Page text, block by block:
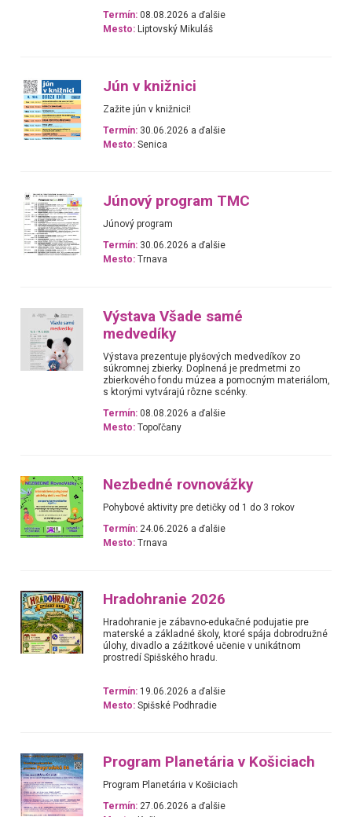
Termín: 08.08.2026 a ďalšie
Mesto: Liptovský Mikuláš
Jún v knižnici
Zažite jún v knižnici!
Termín: 30.06.2026 a ďalšie
Mesto: Senica
Júnový program TMC
Júnový program
Termín: 30.06.2026 a ďalšie
Mesto: Trnava
Výstava Všade samé
medvedíky
Výstava prezentuje plyšových medvedíkov zo
súkromnej zbierky. Doplnená je predmetmi zo
zbierkového fondu múzea a pomocným materiálom,
s ktorými vytvárajú rôzne scénky.
Termín: 08.08.2026 a ďalšie
Mesto: Topoľčany
Nezbedné rovnovážky
Pohybové aktivity pre detičky od 1 do 3 rokov
Termín: 24.06.2026 a ďalšie
Mesto: Trnava
Hradohranie 2026
Hradohranie je zábavno-edukačné podujatie pre
materské a základné školy, ktoré spája dobrodružné
úlohy, divadlo a zážitkové učenie v unikátnom
prostredí Spišského hradu.
Termín: 19.06.2026 a ďalšie
Mesto: Spišské Podhradie
Program Planetária v Košiciach
Program Planetária v Košiciach
Termín: 27.06.2026 a ďalšie